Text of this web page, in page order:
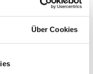
Über Cookies